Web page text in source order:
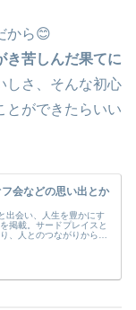
から😊
き苦しんだ果てに
しさ、そんな初心
とができたらいい
会などの思い出とか
出会い、人生を豊かにす
掲載。サードプレイスと
、人とのつながりから広